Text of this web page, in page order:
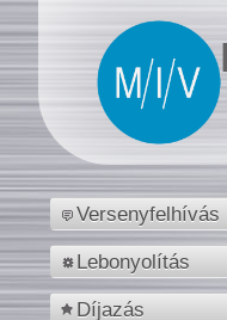
Versenyfelhívás
Lebonyolítás
Díjazás